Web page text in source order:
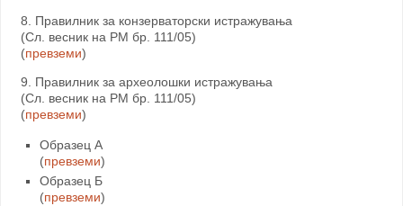
8. Правилник за конзерваторски истражувања
(Сл. весник на РМ бр. 111/05)
(превземи)
9. Правилник за археолошки истражувања
(Сл. весник на РМ бр. 111/05)
(превземи)
Образец А
(превземи)
Образец Б
(превземи)